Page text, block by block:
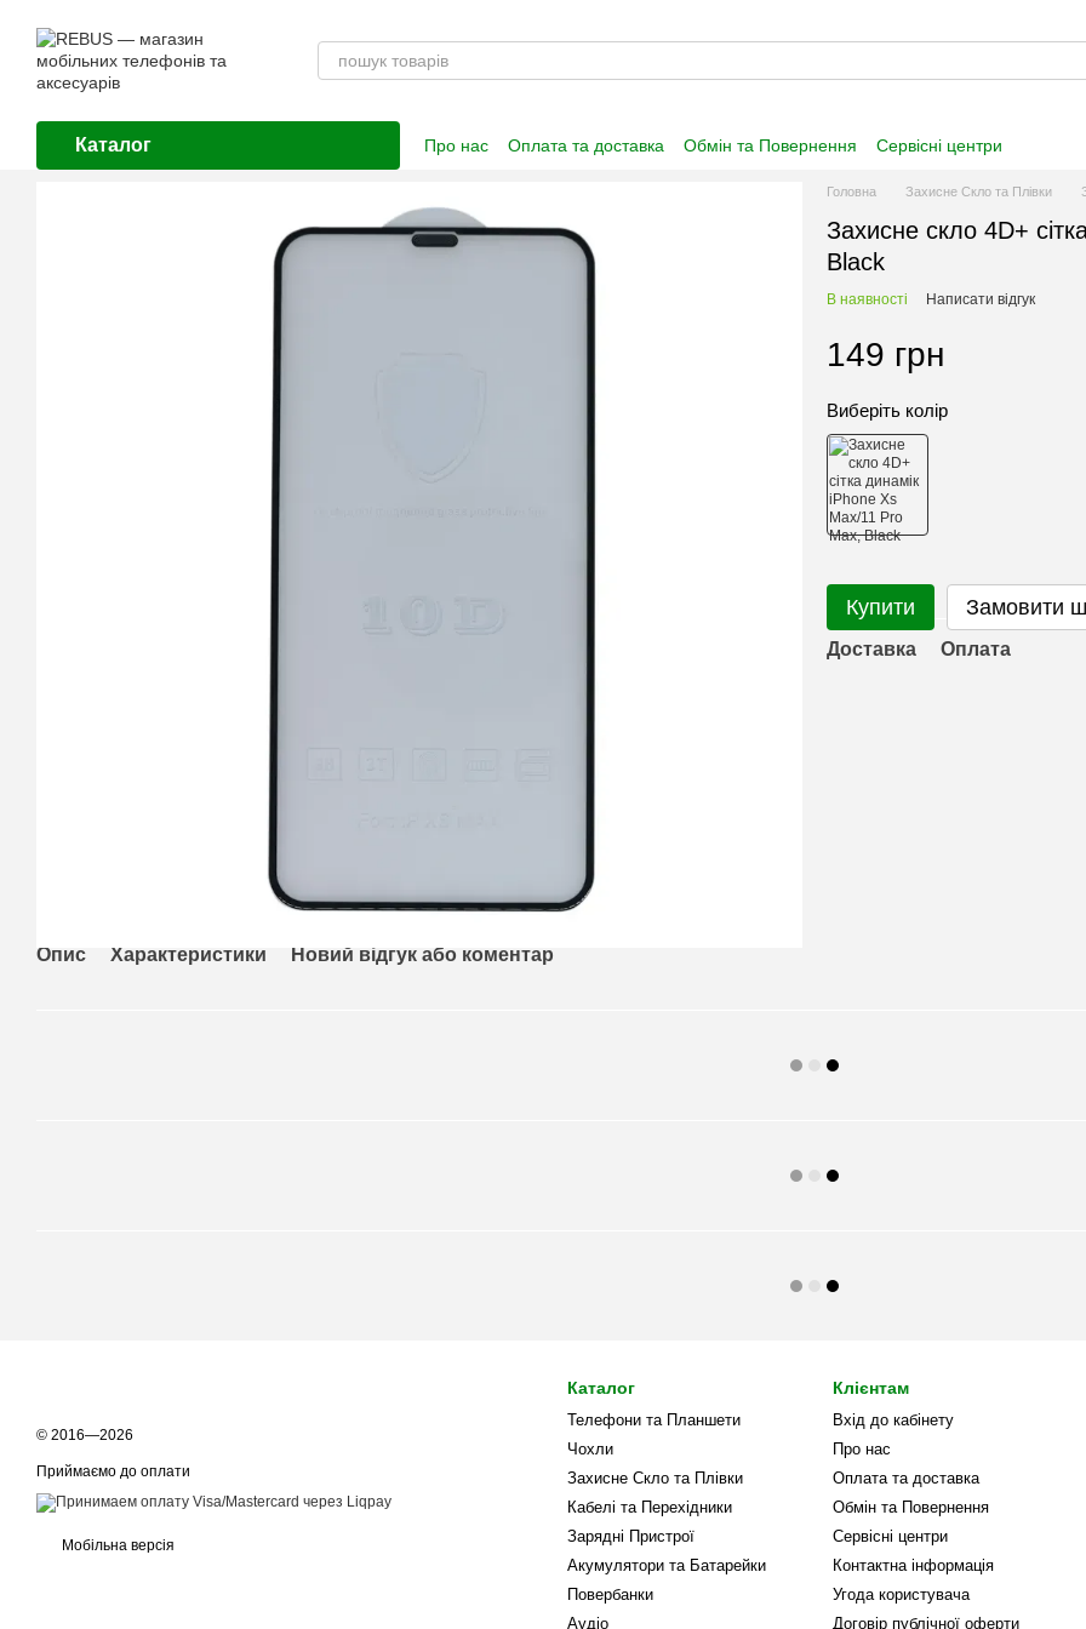
Каталог Про нас Оплата та доставка Обмін та Повернення
Сервісні центри
Опис Характеристики Новий відгук або коментар
Головна Захисне Скло та Плівки
Захисне скло 4D+
Black
В наявності Написати відгук
149 грн
Виберіть колір
Купити Замовити
Доставка Оплата
© 2016—2026
Приймаємо до оплати
Мобільна версія
Каталог
Телефони та Планшети
Чохли
Захисне Скло та Плівки
Кабелі та Перехідники
Зарядні Пристрої
Акумулятори та Батарейки
Повербанки
Аудіо
Клієнтам
Вхід до кабінету
Про нас
Оплата та доставка
Обмін та Повернення
Сервісні центри
Контактна інформація
Угода користувача
Договір публічної оферти